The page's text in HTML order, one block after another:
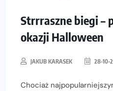
Strrraszne biegi –
okazji Halloween
JAKUB KARASEK 28-10-
Chociaż